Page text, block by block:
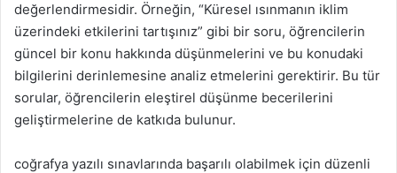
değerlendirmesidir. Örneğin, “Küresel ısınmanın iklim
üzerindeki etkilerini tartışınız” gibi bir soru, öğrencilerin
güncel bir konu hakkında düşünmelerini ve bu konudaki
bilgilerini derinlemesine analiz etmelerini gerektirir. Bu tür
sorular, öğrencilerin eleştirel düşünme becerilerini
geliştirmelerine de katkıda bulunur.
coğrafya yazılı sınavlarında başarılı olabilmek için düzenli